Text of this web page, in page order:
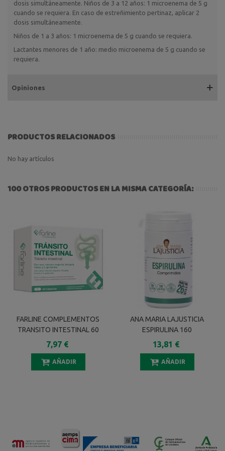
dosis simultáneamente. Niños de 3 a 12 años: 1 microenema de 5 g
cuando se requiera. En caso de estreñimiento pertinaz, aplicar 2
dosis simultáneamente.
Niños de 1 a 3 años: 1 microenema de 5 g cuando se requiera.
Lactantes menores de 1 año: medio microenema de 5 g cuando se
requiera.
Opiniones
PRODUCTOS RELACIONADOS
No hay artículos
100 OTROS PRODUCTOS EN LA MISMA CATEGORÍA:
FARLINE COMPLEMENTOS
TRANSITO INTESTINAL 60
CAPSULAS
7,97 €
AÑADIR
ANA MARIA LAJUSTICIA
ESPIRULINA 160
COMPRIMIDOS
13,81 €
AÑADIR